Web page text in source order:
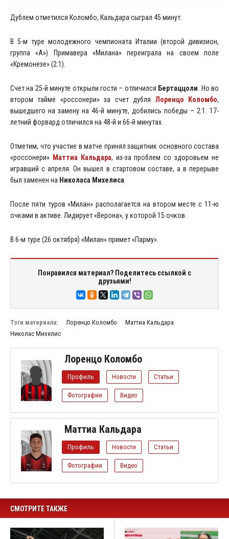
Дублем отметился Коломбо, Кальдара сыграл 45 минут.
В 5-м туре молодежного чемпионата Италии (второй дивизион,
группа «А») Примавера «Милана» переиграла на своем поле
«Кремонезе» (2:1).
Счет на 25-й минуте открыли гости – отличился Бертаццоли . Но во
втором тайме «россонери» за счет дубля Лоренцо Коломбо,
вышедшего на замену на 46-й минуте, добились победы – 2:1. 17-
летний форвард отличился на 48-й и 66-й минутах.
Отметим, что участие в матче принял защитник основного состава
«россонери» Маттиа Кальдара, из-за проблем со здоровьем не
игравший с апреля. Он вышел в стартовом составе, а в перерыве
был заменен на Николаса Михелиса
После пяти туров «Милан» располагается на втором месте с 11-ю
очками в активе. Лидирует «Верона», у которой 15 очков.
В 6-м туре (26 октября) «Милан» примет «Парму».
Понравился материал? Поделитесь ссылкой с
друзьями!
Тэги материала: Лоренцо Коломбо
Маттиа Кальдара
Николас Михелис
Лоренцо Коломбо
Профиль Новости Статьи
Фотографии Видео
Маттиа Кальдара
Профиль Новости Статьи
Фотографии Видео
СМОТРИТЕ ТАКЖЕ